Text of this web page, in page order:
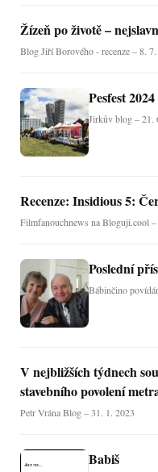
Žízeň po životě –
Blog Jiří Borového - recenze – 8. 7.
Pesfest 2024
Jirkův blog – 21.
Recenze: Insidious 5:
Filmfanouchnews na Bloguji.cool
Poslední
Bábinčino
V nejbližších týdnech
stavebního povolení
Petr Vrána Blog – 31. 1. 2023
Babiš